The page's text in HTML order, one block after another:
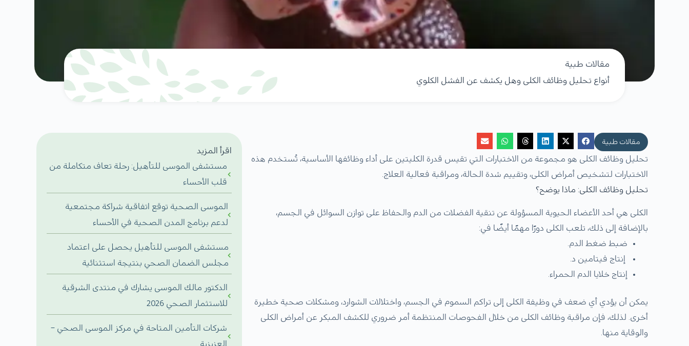
مقالات طبية
أنواع تحليل وظائف الكلى وهل يكشف عن الفشل الكلوي
مقالات طبية
تحليل وظائف الكلى هو مجموعة من الاختبارات التي تقيس قدرة الكليتين على أداء وظائفها الأساسية، تُستخدم هذه
الاختبارات لتشخيص أمراض الكلى، وتقييم شدة الحالة، ومراقبة فعالية العلاج.
تحليل وظائف الكلى: ماذا يوضح؟
الكلى هي أحد الأعضاء الحيوية المسؤولة عن تنقية الفضلات من الدم والحفاظ على توازن السوائل في الجسم،
بالإضافة إلى ذلك، تلعب الكلى دورًا مهمًا أيضًا في:
ضبط ضغط الدم.
إنتاج فيتامين د.
إنتاج خلايا الدم الحمراء.
يمكن أن يؤدي أي ضعف في وظيفة الكلى إلى تراكم السموم في الجسم، واختلالات الشوارد، ومشكلات صحية خطيرة
أخرى. لذلك، فإن مراقبة وظائف الكلى من خلال الفحوصات المنتظمة أمر ضروري للكشف المبكر عن أمراض الكلى
والوقاية منها.
اقرأ المزيد
مستشفى الموسى للتأهيل: رحلة تعاف متكاملة من
قلب الأحساء
الموسى الصحية توقع اتفاقية شراكة مجتمعية
لدعم برنامج المدن الصحية في الأحساء
مستشفى الموسى للتأهيل يحصل على اعتماد
مجلس الضمان الصحي بنتيجة استثنائية
الدكتور مالك الموسى يشارك في منتدى الشرقية
للاستثمار الصحي 2026
شركات التأمين المتاحة في مركز الموسى الصحي –
العزيزية